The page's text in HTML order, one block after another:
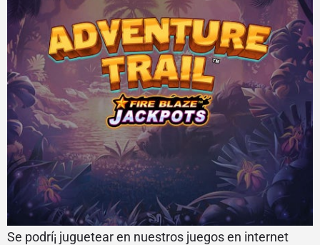
Se podrí¡ juguetear en nuestros juegos en internet